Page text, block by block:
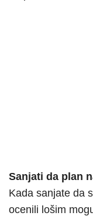
Sanjati da plan
Kada sanjate da
ocenili lošim